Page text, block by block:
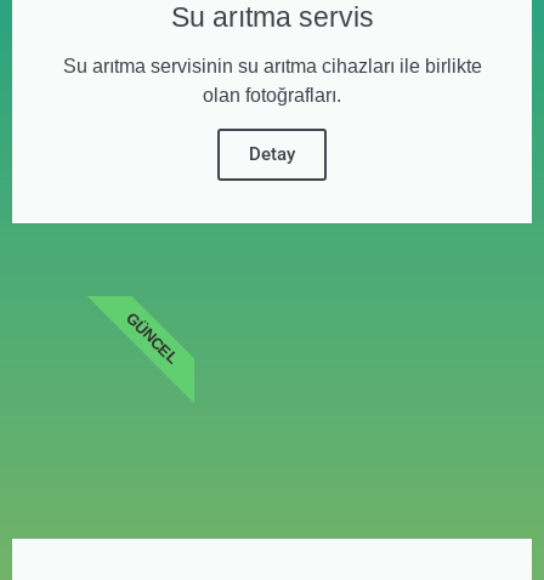
Su arıtma servis
Su arıtma servisinin su arıtma cihazları ile birlikte
olan fotoğrafları.
Detay
GÜNCEL